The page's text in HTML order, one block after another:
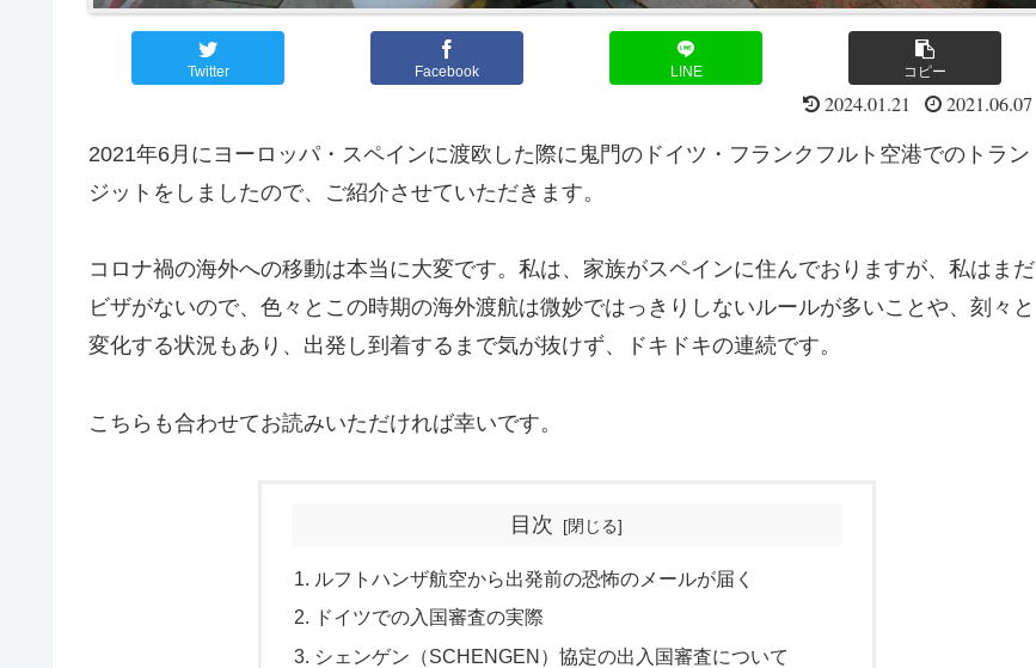
Twitter Facebook LINE コピー
2024.01.21 2021.06.07
2021年6月にヨーロッパ・スペインに渡欧した際に鬼門のドイツ・フランクフルト空港でのトラン
ジットをしましたので、ご紹介させていただきます。
コロナ禍の海外への移動は本当に大変です。私は、家族がスペインに住んでおりますが、私はまだ
ビザがないので、色々とこの時期の海外渡航は微妙ではっきりしないルールが多いことや、刻々と
変化する状況もあり、出発し到着するまで気が抜けず、ドキドキの連続です。
こちらも合わせてお読みいただければ幸いです。
目次
ルフトハンザ航空から出発前の恐怖のメールが届く
ドイツでの入国審査の実際
シェンゲン（SCHENGEN）協定の出入国審査について